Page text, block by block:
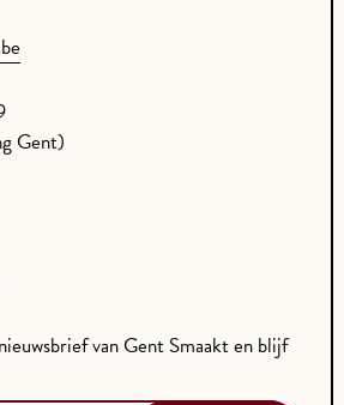
Gent)
van Gent Smaakt en blijf